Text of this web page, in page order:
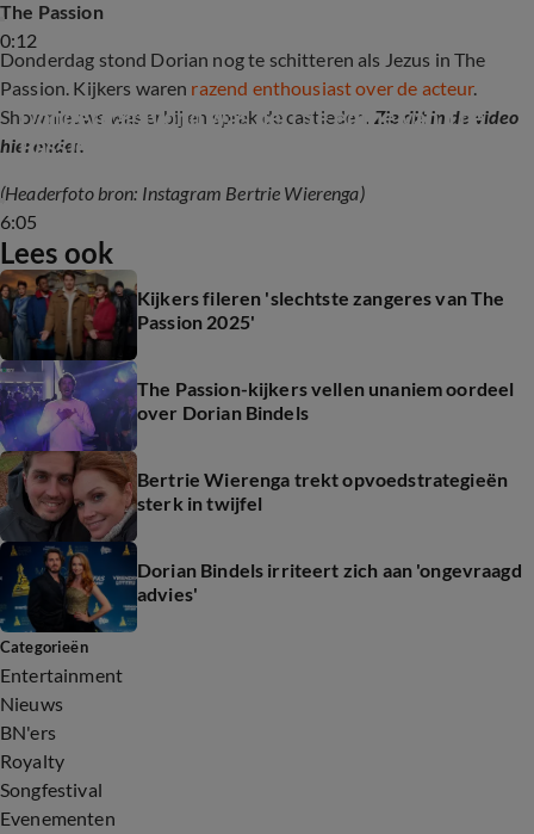
0:12
The Passion
Donderdag stond Dorian nog te schitteren als Jezus in The
Passion. Kijkers waren razend enthousiast over de acteur.
Shownieuws was erbij en sprak de castleden. Zie dit in de video
hieronder.
6:05
Donderdagavond was de 15e editie van The
Passion
(Headerfoto bron: Instagram Bertrie Wierenga)
Lees ook
Kijkers fileren 'slechtste zangeres van The
Passion 2025'
The Passion-kijkers vellen unaniem oordeel
over Dorian Bindels
Bertrie Wierenga trekt opvoedstrategieën
sterk in twijfel
Dorian Bindels irriteert zich aan 'ongevraagd
advies'
Categorieën
Entertainment
Nieuws
BN'ers
Royalty
Songfestival
Evenementen